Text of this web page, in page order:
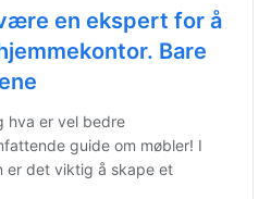
en ekspert for å
Bare
hva er vel bedre
guide om møbler! I
er det viktig å skape et